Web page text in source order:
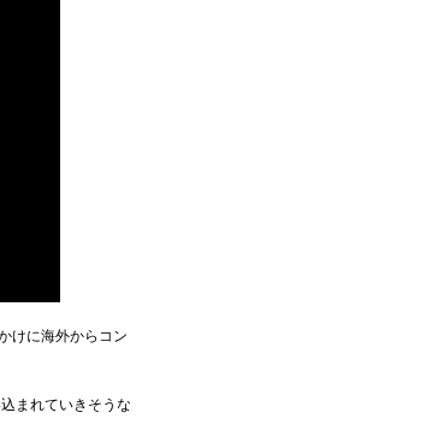
けに海外からコン
まれていきそうな